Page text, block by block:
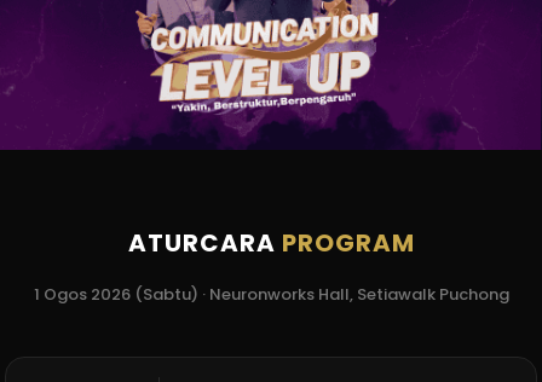
ATURCARA PROGRAM
1 Ogos 2026 (Sabtu) · Neuronworks Hall, Setiawalk Puchong